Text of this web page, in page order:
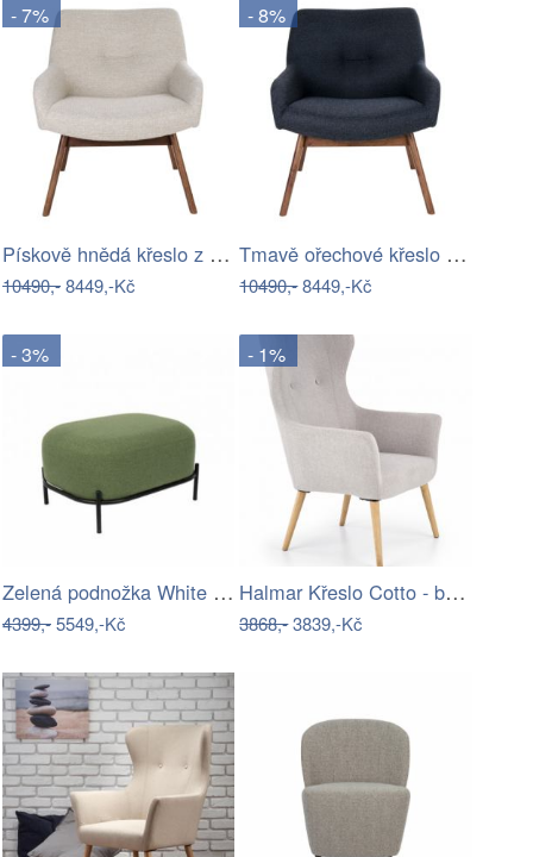
- 7%
Pískově hnědá křeslo z ořechového dřeva…
10490,-8449,-Kč
- 8%
Tmavě ořechové křeslo z ořechového…
10490,-8449,-Kč
- 3%
Zelená podnožka White Label Polly
4399,-5549,-Kč
- 1%
Halmar Křeslo Cotto - béžové
3868,-3839,-Kč